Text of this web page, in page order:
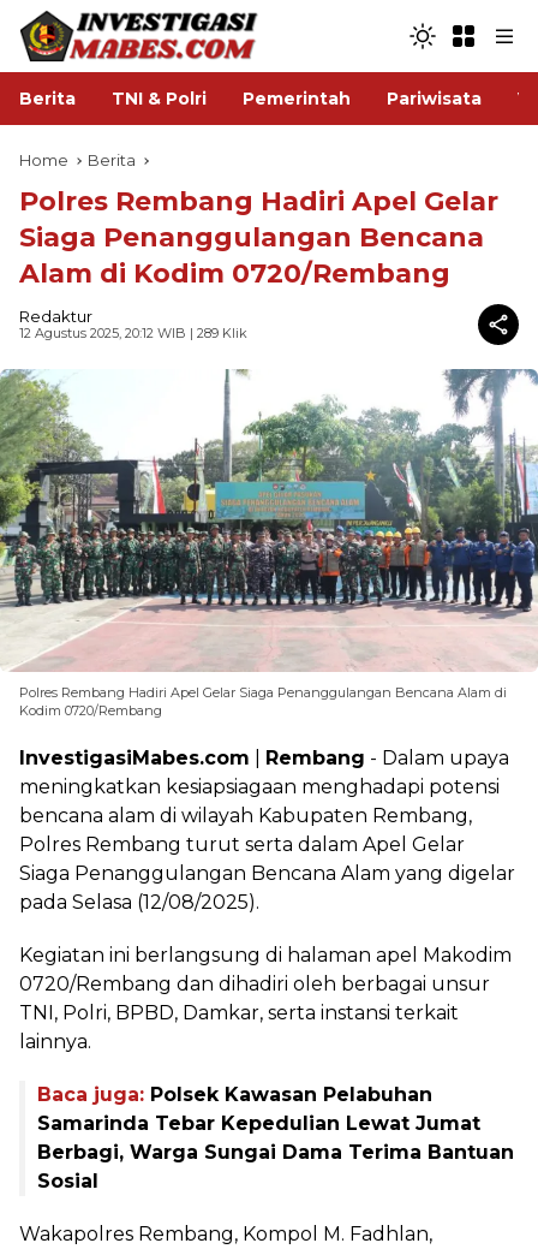
Berita TNI & Polri Pemerintah Pariwisata
Home Berita
Polres Rembang Hadiri Apel Gelar
Siaga Penanggulangan Bencana
Alam di Kodim 0720/Rembang
Redaktur
12 Agustus 2025, 20:12 WIB | 289 Klik
Polres Rembang Hadiri Apel Gelar Siaga Penanggulangan Bencana Alam di
Kodim 0720/Rembang
InvestigasiMabes.com Rembang - Dalam upaya
meningkatkan kesiapsiagaan menghadapi potensi
bencana alam di wilayah Kabupaten Rembang,
Polres Rembang turut serta dalam Apel Gelar
Siaga Penanggulangan Bencana Alam yang digelar
pada Selasa (12/08/2025).
Kegiatan ini berlangsung di halaman apel Makodim
0720/Rembang dan dihadiri oleh berbagai unsur
TNI, Polri, BPBD, Damkar, serta instansi terkait
lainnya.
Baca juga: Polsek Kawasan Pelabuhan
Samarinda Tebar Kepedulian Lewat Jumat
Berbagi, Warga Sungai Dama Terima Bantuan
Sosial
Wakapolres Rembang, Kompol M. Fadhlan,